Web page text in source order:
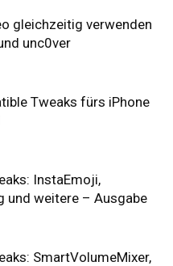
gleichzeitig verwenden
unc0ver
Tweaks fürs iPhone
InstaEmoji,
und weitere – Ausgabe
SmartVolumeMixer,